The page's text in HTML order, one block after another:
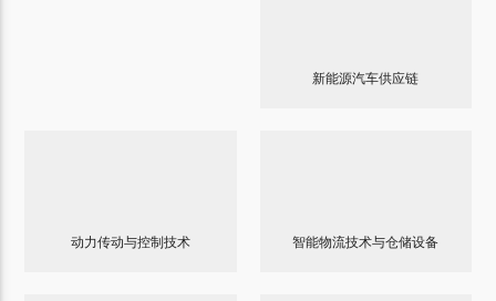
新能源汽车供应链
动力传动与控制技术 智能物流技术与仓储设备